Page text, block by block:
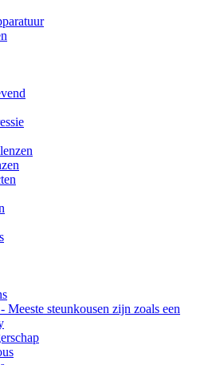
Meeste steunkousen zijn zoals een